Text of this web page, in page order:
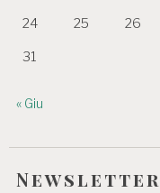
24 25 26
31
« Giu
Newsletter